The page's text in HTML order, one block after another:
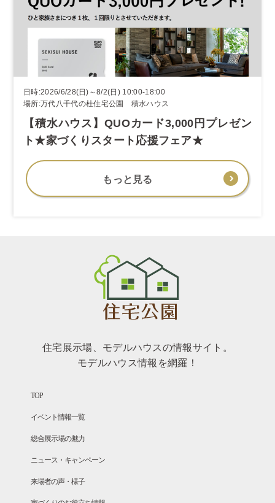
日時:2026/6/28(日)～8/2(日) 10:00-18:00
場所:万代八千代の杜住宅公園 積水ハウス
【積水ハウス】QUOカード3,000円プレゼン
ト★家づくりスタート応援フェア★
もっと見る
住宅展示場、モデルハウスの情報サイト。
モデルハウス情報を網羅！
TOP
イベント情報一覧
総合展示場の魅力
ニュース・キャンペーン
来場者の声・様子